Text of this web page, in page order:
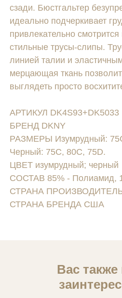
сзади. Бюстгальтер
идеально подчеркивает
привлекательно
стильные трусы-слипы.
линией талии и
мерцающая ткань
выглядеть просто
АРТИКУЛ DK4S93+DK5033
БРЕНД DKNY
РАЗМЕРЫ Изумрудный:
Черный: 75C, 80C, 75D.
ЦВЕТ изумрудный; черный
СОСТАВ 85% - Полиамид,
СТРАНА
СТРАНА БРЕНДА США
Вас